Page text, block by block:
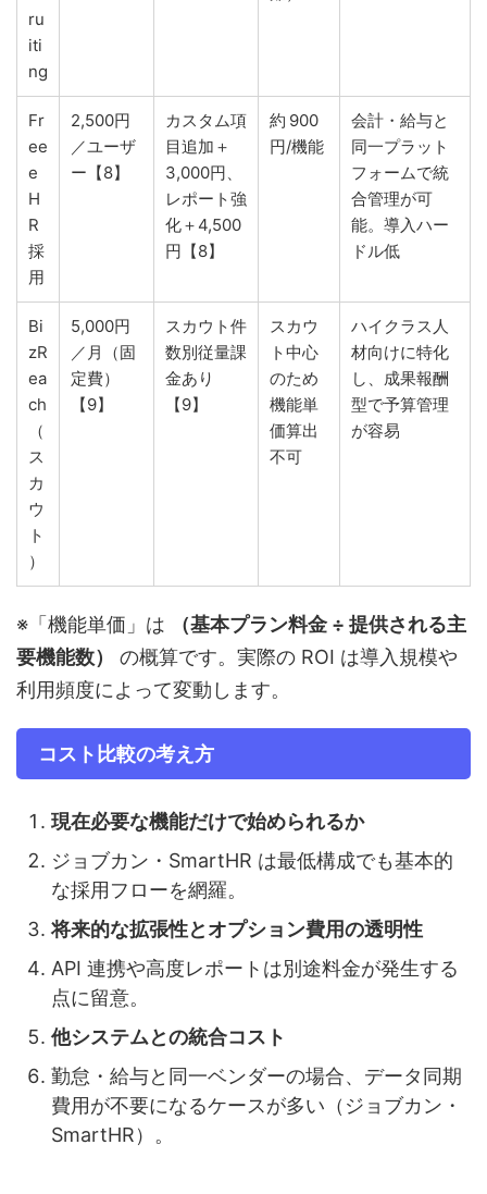
ru
iti
ng
Fr
ee
e
H
R
採
用
2,500円
／ユーザ
ー【8】
カスタム項
目追加＋
3,000円、
レポート強
化＋4,500
円【8】
約 900
円/機能
会計・給与と
同一プラット
フォームで統
合管理が可
能。導入ハー
ドル低
Bi
zR
ea
ch
（
ス
カ
ウ
ト
）
5,000円
／月（固
定費）
【9】
スカウト件
数別従量課
金あり
【9】
スカウ
ト中心
のため
機能単
価算出
不可
ハイクラス人
材向けに特化
し、成果報酬
型で予算管理
が容易
※「機能単価」は
（基本プラン料金 ÷ 提供される主
要機能数）
の概算です。実際の ROI は導入規模や
利用頻度によって変動します。
コスト比較の考え方
現在必要な機能だけで始められるか
ジョブカン・SmartHR は最低構成でも基本的
な採用フローを網羅。
将来的な拡張性とオプション費用の透明性
API 連携や高度レポートは別途料金が発生する
点に留意。
他システムとの統合コスト
勤怠・給与と同一ベンダーの場合、データ同期
費用が不要になるケースが多い（ジョブカン・
SmartHR）。